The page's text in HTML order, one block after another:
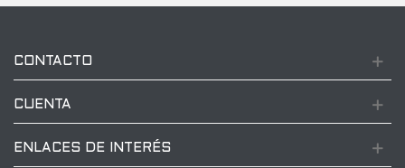
CONTACTO
CUENTA
ENLACES DE INTERÉS